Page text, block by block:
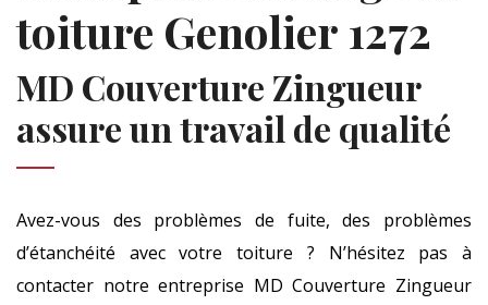
toiture Genolier 1272
MD Couverture Zingueur
assure un travail de qualité
Avez-vous des problèmes de fuite, des problèmes
d’étanchéité avec votre toiture ? N’hésitez pas à
contacter notre entreprise MD Couverture Zingueur